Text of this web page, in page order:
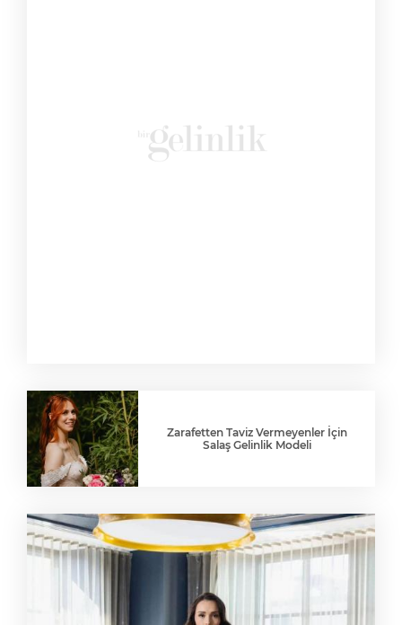
Zarafetten Taviz Vermeyenler İçin
Salaş Gelinlik Modeli